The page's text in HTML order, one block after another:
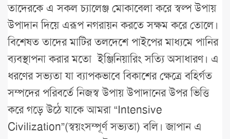
তাদেরকে এ সকল চ্যালেঞ্জ মোকাবেলা করে স্বল্প উপায়
উপাদান দিয়ে এরূপ নগরায়ন করতে সক্ষম করে তোলে।
বিশেষত তাদের মাটির তলদেশে পাইপের মাধ্যমে পানির
ব্যবস্থাপনা করার মতো ইঞ্জিনিয়ারিং সত্যি অসাধারণ। এ
ধরণের সভ্যতা যা ব্যাপকভাবে বিকাশের ক্ষেত্রে বহির্গত
সম্পদের পরিবর্তে নিজস্ব উপায় উপাদানের উপর ভিত্তি
করে গড়ে উঠে যাকে আমরা “Intensive
Civilization”(স্বয়ংসম্পূর্ণ সভ্যতা) বলি। জাপান এ